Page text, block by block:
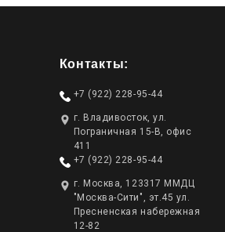
Контакты:
+7 (922) 228-95-44
г. Владивосток, ул.
Пограничная 15-В, офис
411
+7 (922) 228-95-44
г. Москва, 123317 ММДЦ
"Москва-Сити", эт.45 ул.
Пресненская набережная
12-82